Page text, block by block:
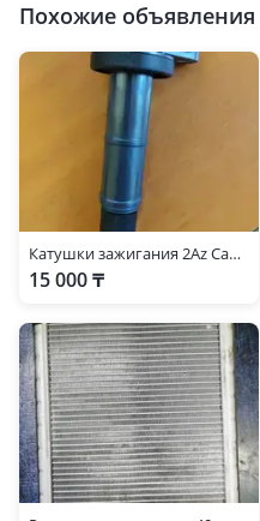
Похожие объявления
Катушки зажигания 2Az Camry 30
15 000 ₸